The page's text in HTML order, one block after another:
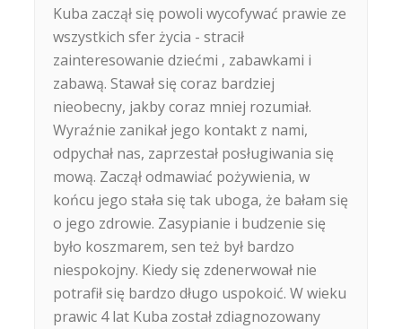
Kuba zaczął się powoli wycofywać prawie ze
wszystkich sfer życia - stracił
zainteresowanie dziećmi , zabawkami i
zabawą. Stawał się coraz bardziej
nieobecny, jakby coraz mniej rozumiał.
Wyraźnie zanikał jego kontakt z nami,
odpychał nas, zaprzestał posługiwania się
mową. Zaczął odmawiać pożywienia, w
końcu jego stała się tak uboga, że bałam się
o jego zdrowie. Zasypianie i budzenie się
było koszmarem, sen też był bardzo
niespokojny. Kiedy się zdenerwował nie
potrafił się bardzo długo uspokoić. W wieku
prawic 4 lat Kuba został zdiagnozowany